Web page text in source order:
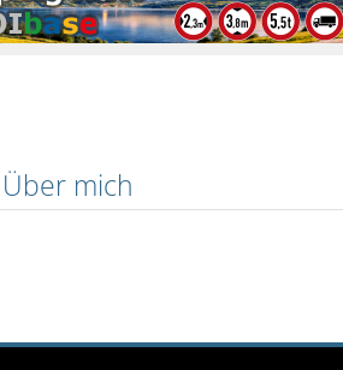
Über mich